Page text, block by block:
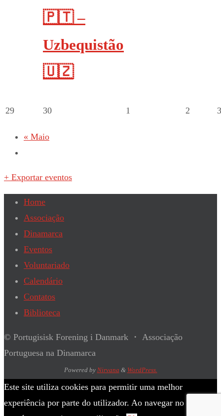
🇵🇹 –
Uzbequistão
🇺🇿
29 30 1 2 3
« Maio
+ Exportar eventos
Home
Associação
Dinamarca
Eventos
Voluntariado
Calendário
Contatos
Biblioteca
© Portugisisk Forening i Danmark ・ Associação
Portuguesa na Dinamarca
Powered by Nirvana & WordPress.
Este site utiliza cookies para permitir uma melhor
experiência por parte do utilizador. Ao navegar no site